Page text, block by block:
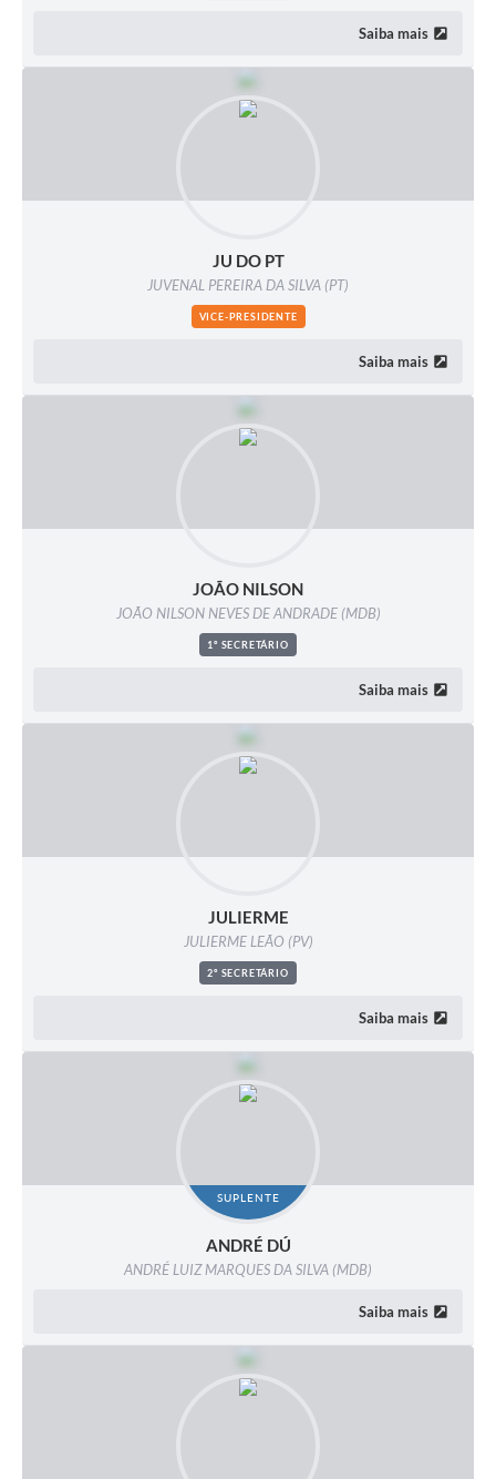
Saiba mais
JU DO PT
JUVENAL PEREIRA DA SILVA (PT)
VICE-PRESIDENTE
Saiba mais
JOÃO NILSON
JOÃO NILSON NEVES DE ANDRADE (MDB)
1º SECRETÁRIO
Saiba mais
JULIERME
JULIERME LEÃO (PV)
2º SECRETÁRIO
Saiba mais
SUPLENTE
ANDRÉ DÚ
ANDRÉ LUIZ MARQUES DA SILVA (MDB)
Saiba mais